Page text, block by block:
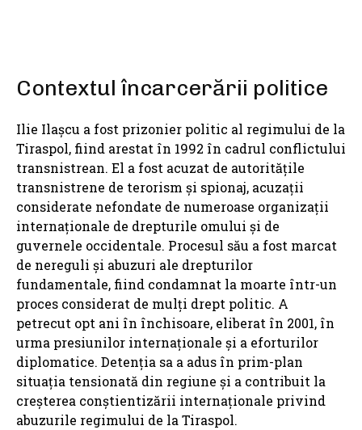
Contextul încarcerării politice
Ilie Ilașcu a fost prizonier politic al regimului de la
Tiraspol, fiind arestat în 1992 în cadrul conflictului
transnistrean. El a fost acuzat de autoritățile
transnistrene de terorism și spionaj, acuzații
considerate nefondate de numeroase organizații
internaționale de drepturile omului și de
guvernele occidentale. Procesul său a fost marcat
de nereguli și abuzuri ale drepturilor
fundamentale, fiind condamnat la moarte într-un
proces considerat de mulți drept politic. A
petrecut opt ani în închisoare, eliberat în 2001, în
urma presiunilor internaționale și a eforturilor
diplomatice. Detenția sa a adus în prim-plan
situația tensionată din regiune și a contribuit la
creșterea conștientizării internaționale privind
abuzurile regimului de la Tiraspol.